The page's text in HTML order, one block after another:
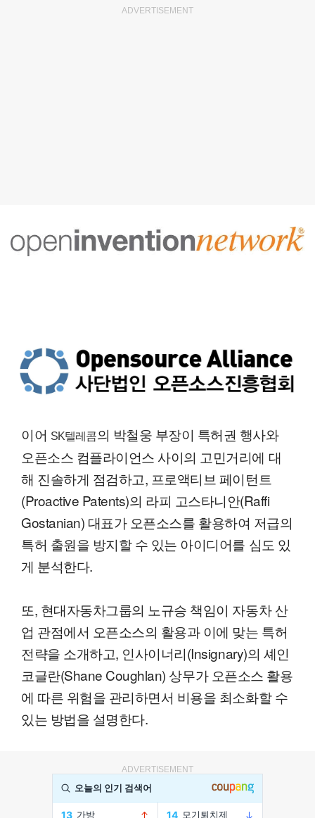
ADVERTISEMENT
이어 SK텔레콤의 박철웅 부장이 특허권 행사와
오픈소스 컴플라이언스 사이의 고민거리에 대
해 진솔하게 점검하고, 프로액티브 페이턴트
(Proactive Patents)의 라피 고스타니안(Raffi
Gostanian) 대표가 오픈소스를 활용하여 저급의
특허 출원을 방지할 수 있는 아이디어를 심도 있
게 분석한다.
또, 현대자동차그룹의 노규승 책임이 자동차 산
업 관점에서 오픈소스의 활용과 이에 맞는 특허
전략을 소개하고, 인사이너리(Insignary)의 셰인
코글란(Shane Coughlan) 상무가 오픈소스 활용
에 따른 위험을 관리하면서 비용을 최소화할 수
있는 방법을 설명한다.
ADVERTISEMENT